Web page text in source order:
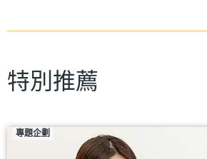
特別推薦
專題企劃